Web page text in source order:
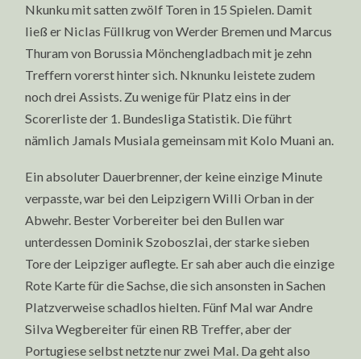
Nkunku mit satten zwölf Toren in 15 Spielen. Damit
ließ er Niclas Füllkrug von Werder Bremen und Marcus
Thuram von Borussia Mönchengladbach mit je zehn
Treffern vorerst hinter sich. Nknunku leistete zudem
noch drei Assists. Zu wenige für Platz eins in der
Scorerliste der 1. Bundesliga Statistik. Die führt
nämlich Jamals Musiala gemeinsam mit Kolo Muani an.
Ein absoluter Dauerbrenner, der keine einzige Minute
verpasste, war bei den Leipzigern Willi Orban in der
Abwehr. Bester Vorbereiter bei den Bullen war
unterdessen Dominik Szoboszlai, der starke sieben
Tore der Leipziger auflegte. Er sah aber auch die einzige
Rote Karte für die Sachse, die sich ansonsten in Sachen
Platzverweise schadlos hielten. Fünf Mal war Andre
Silva Wegbereiter für einen RB Treffer, aber der
Portugiese selbst netzte nur zwei Mal. Da geht also